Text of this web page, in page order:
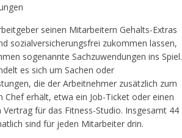
seinen Mitarbeitern Gehalts-Extras
sozialversicherungsfrei zukommen lassen,
sogenannte Sachzuwendungen ins Spiel.
es sich um Sachen oder
die der Arbeitnehmer zusätzlich zum
Chef erhält, etwa ein Job-Ticket oder einen
Vertrag für das Fitness-Studio. Insgesamt 44
sind für jeden Mitarbeiter drin.